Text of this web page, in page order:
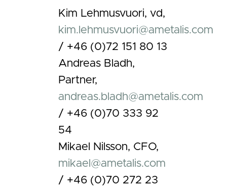
Kim Lehmusvuori, vd,
kim.lehmusvuori@ametalis.com
/ +46 (0)72 151 80 13
Andreas Bladh,
Partner,
andreas.bladh@ametalis.com
/ +46 (0)70 333 92
54
Mikael Nilsson, CFO,
mikael@ametalis.com
/ +46 (0)70 272 23